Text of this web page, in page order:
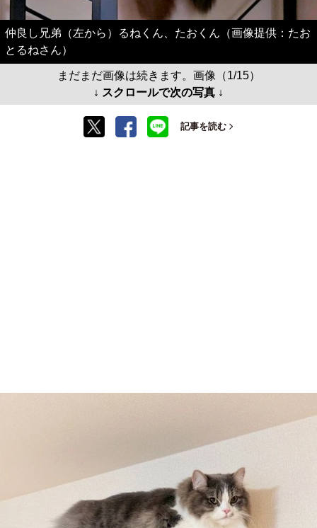
仲良し兄弟（左から）るねくん、たおくん（画像提供：たお
とるねさん）
まだまだ画像は続きます。画像（1/15）
↓ スクロールで次の写真 ↓
記事を読む